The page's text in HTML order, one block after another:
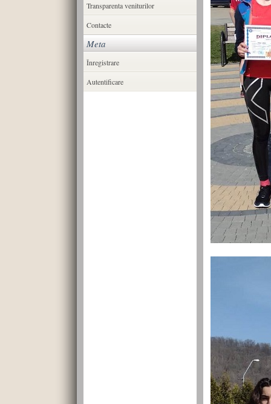
Transparenta veniturilor
Contacte
Meta
Înregistrare
Autentificare